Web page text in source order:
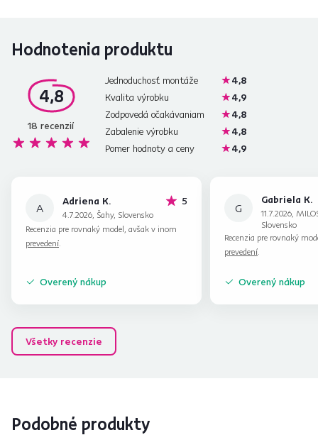
Hodnotenia produktu
4,8
18 recenzií
Jednoduchosť montáže
4,8
Kvalita výrobku
4,9
Zodpovedá očakávaniam
4,8
Zabalenie výrobku
4,8
Pomer hodnoty a ceny
4,9
A Adriena K.
4.7.2026, Šahy, Slovensko
5hviezdičiek
Recenzia pre rovnaký model, avšak v inom
prevedení.
Overený nákup
G
Gabriela K.
11.7.2026,
Slovensko
Recenzia pre rovnaký
prevedení.
Overený nákup
Všetky recenzie
Podobné produkty